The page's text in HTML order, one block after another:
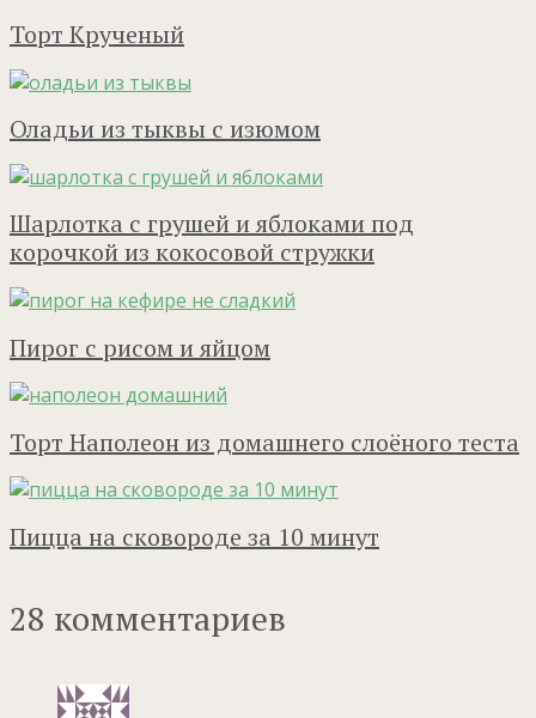
Торт Крученый
Оладьи из тыквы с изюмом
Шарлотка с грушей и яблоками под
корочкой из кокосовой стружки
Пирог с рисом и яйцом
Торт Наполеон из домашнего слоёного теста
Пицца на сковороде за 10 минут
28 комментариев